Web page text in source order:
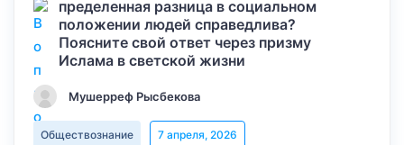
пределенная разница в социальном
положении людей справедлива?
Поясните свой ответ через призму
Ислама в светской жизни
Мушерреф Рысбекова
Обществознание 7 апреля, 2026